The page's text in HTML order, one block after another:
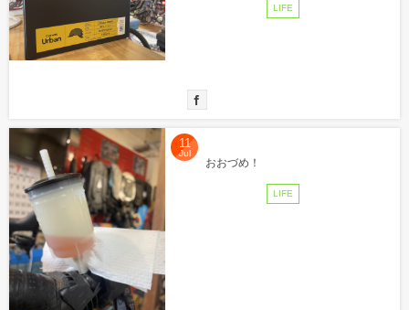
LIFE
11
Jul
おおづめ！
LIFE